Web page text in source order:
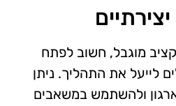
מוגבל, חשוב לפתח
לייעל את התהליך. ניתן
ולהשתמש במשאבים